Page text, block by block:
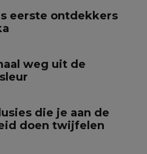
eerste ontdekkers
weg uit de
die je aan de
doen twijfelen